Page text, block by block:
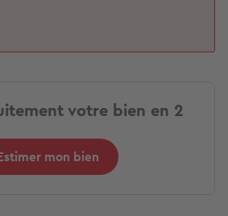
votre bien en 2
mon bien